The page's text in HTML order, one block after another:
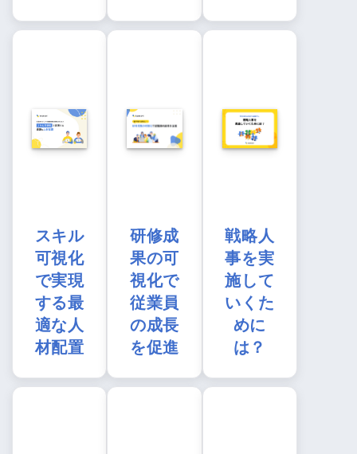
スキル
可視化
で実現
する最
適な人
材配置
研修成
果の可
視化で
従業員
の成長
を促進
戦略人
事を実
施して
いくた
めに
は？